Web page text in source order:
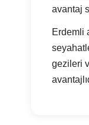
avantaj
Erdemli
gezileri